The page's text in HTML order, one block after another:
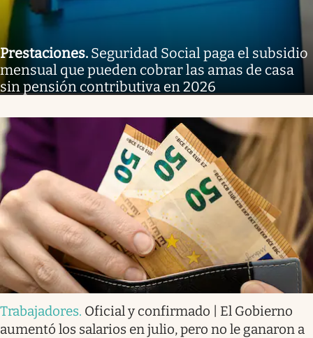
Prestaciones. Seguridad Social paga el subsidio
mensual que pueden cobrar las amas de casa
sin pensión contributiva en 2026
Trabajadores. Oficial y confirmado | El Gobierno
aumentó los salarios en julio, pero no le ganaron a